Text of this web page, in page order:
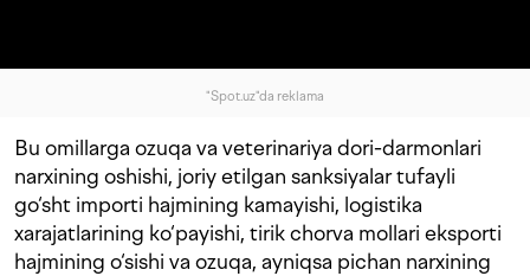
"Spot.uz"da reklama
Bu omillarga ozuqa va veterinariya dori-darmonlari
narxining oshishi, joriy etilgan sanksiyalar tufayli
go‘sht importi hajmining kamayishi, logistika
xarajatlarining ko‘payishi, tirik chorva mollari eksporti
hajmining o‘sishi va ozuqa, ayniqsa pichan narxining